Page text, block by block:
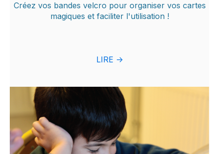
Créez vos bandes velcro pour organiser vos cartes
magiques et faciliter l'utilisation !
LIRE ->